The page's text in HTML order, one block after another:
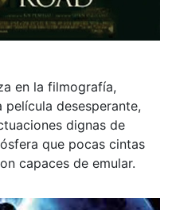
en la filmografía,
desesperante,
dignas de
que pocas cintas
capaces de emular.